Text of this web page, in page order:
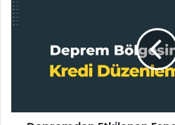
Etkilenen
Esnaflar
Unutulmadı!
Bölgesindeki
Kredi